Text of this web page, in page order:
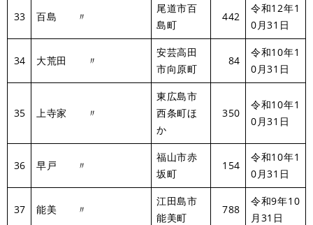
33 百島 〃
尾道市百
島町
442
令和12年1
0月31日
34 大荒田 〃
安芸高田
市向原町
84
令和10年1
0月31日
35 上寺家 〃
東広島市
西条町ほ
か
350
令和10年1
0月31日
36 早戸 〃
福山市赤
坂町
154
令和10年1
0月31日
37 能美 〃
江田島市
能美町
788
令和9年10
月31日